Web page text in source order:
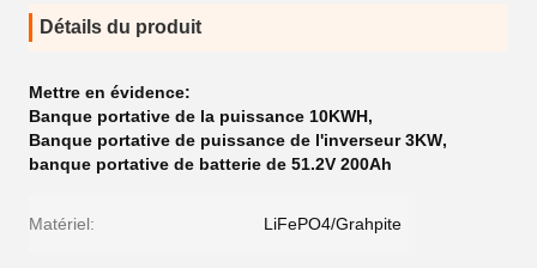
Détails du produit
Mettre en évidence:
Banque portative de la puissance 10KWH,
Banque portative de puissance de l'inverseur 3KW,
banque portative de batterie de 51.2V 200Ah
Matériel: LiFePO4/Grahpite